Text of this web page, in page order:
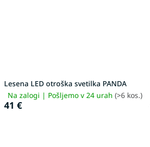
Lesena LED otroška svetilka PANDA
Na zalogi | Pošljemo v 24 urah (>6 kos.)
41 €